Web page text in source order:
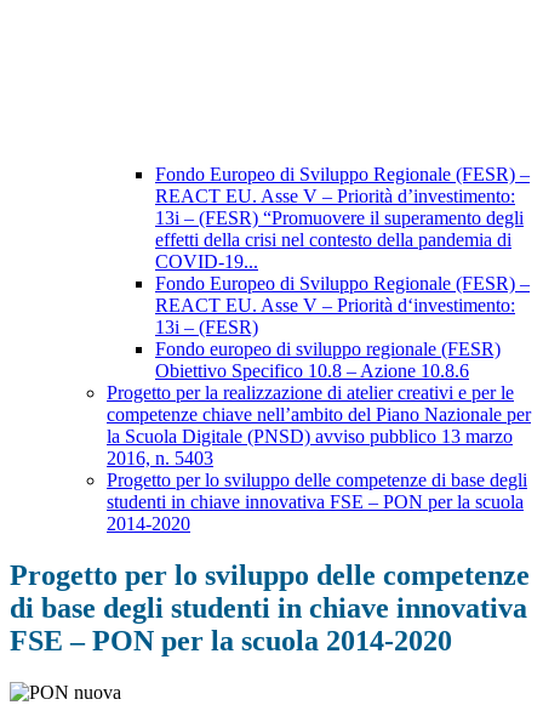
Fondo Europeo di Sviluppo Regionale (FESR) –
REACT EU. Asse V – Priorità d’investimento:
13i – (FESR) “Promuovere il superamento degli
effetti della crisi nel contesto della pandemia di
COVID-19...
Fondo Europeo di Sviluppo Regionale (FESR) –
REACT EU. Asse V – Priorità d‘investimento:
13i – (FESR)
Fondo europeo di sviluppo regionale (FESR)
Obiettivo Specifico 10.8 – Azione 10.8.6
Progetto per la realizzazione di atelier creativi e per le
competenze chiave nell’ambito del Piano Nazionale per
la Scuola Digitale (PNSD) avviso pubblico 13 marzo
2016, n. 5403
Progetto per lo sviluppo delle competenze di base degli
studenti in chiave innovativa FSE – PON per la scuola
2014-2020
Progetto per lo sviluppo delle competenze
di base degli studenti in chiave innovativa
FSE – PON per la scuola 2014-2020